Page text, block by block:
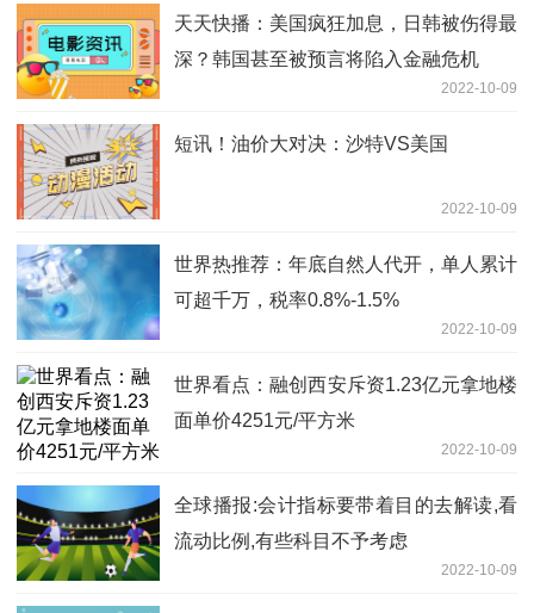
天天快播：美国疯狂加息，日韩被伤得最
深？韩国甚至被预言将陷入金融危机
2022-10-09
短讯！油价大对决：沙特VS美国
2022-10-09
世界热推荐：年底自然人代开，单人累计
可超千万，税率0.8%-1.5%
2022-10-09
世界看点：融创西安斥资1.23亿元拿地楼
面单价4251元/平方米
2022-10-09
全球播报:会计指标要带着目的去解读,看
流动比例,有些科目不予考虑
2022-10-09